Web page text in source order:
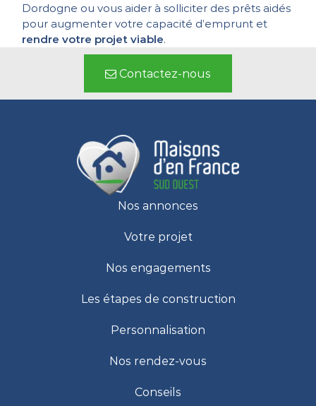
Dordogne ou vous aider à solliciter des prêts aidés
pour augmenter votre capacité d’emprunt et
rendre votre projet viable.
Contactez-nous
Nos annonces
Votre projet
Nos engagements
Les étapes de construction
Personnalisation
Nos rendez-vous
Conseils